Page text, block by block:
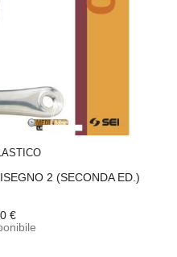
2 (SECONDA ED.)
€